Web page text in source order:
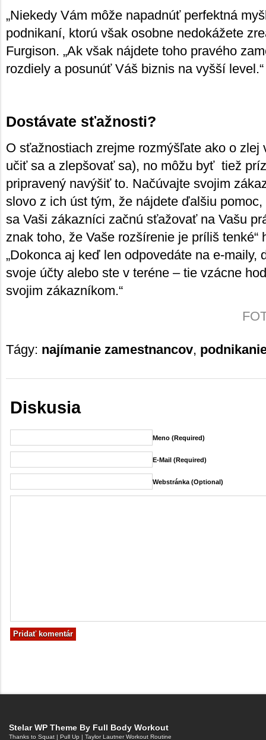
„Niekedy Vám môže napadnúť perfektná
podnikaní, ktorú však osobne nedokážete
Furgison. „Ak však nájdete toho pravého
rozdiely a posunúť Váš biznis na vyšší level.“
Dostávate sťažnosti?
O sťažnostiach zrejme rozmýšľate ako o zlej
učiť sa a zlepšovať sa), no môžu byť tiež
pripravený navýšiť to. Načúvajte svojim
slovo z ich úst tým, že nájdete ďalšiu pomoc,
sa Vaši zákazníci začnú sťažovať na Vašu
znak toho, že Vaše rozšírenie je príliš tenké“
„Dokonca aj keď len odpovedáte na e-maily,
svoje účty alebo ste v teréne – tie vzácne
svojim zákazníkom.“
Tágy: najímanie zamestnancov,
Diskusia
Meno (required)
E-Mail (required)
Webstránka (Optional)
Stelar WP Theme By Full Body Workout
Thanks to Squat | Pull Up | Taylor Lautner Workout Routine